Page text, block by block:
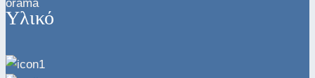
Υλικό